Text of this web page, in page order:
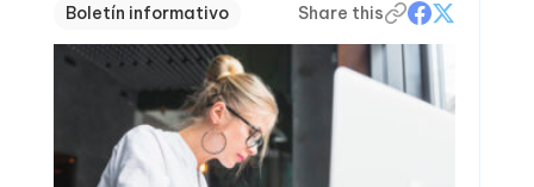
Boletín informativo Share this